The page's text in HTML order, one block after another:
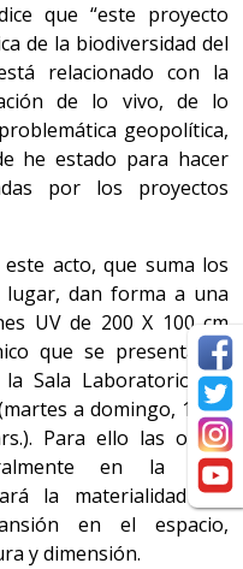
que “este proyecto
de la biodiversidad del
relacionado con la
de lo vivo, de lo
geopolítica,
he estado para hacer
por los proyectos
acto, que suma los
lugar, dan forma a una
UV de 200 X 100 cm
que se presentarán
Sala Laboratorio del
a domingo, 10:00
Para ello las obras
en la Sala
la materialidad del
en el espacio,
y dimensión.